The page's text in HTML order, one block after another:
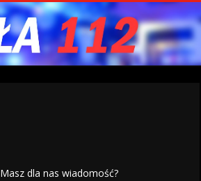
Masz dla nas wiadomość?